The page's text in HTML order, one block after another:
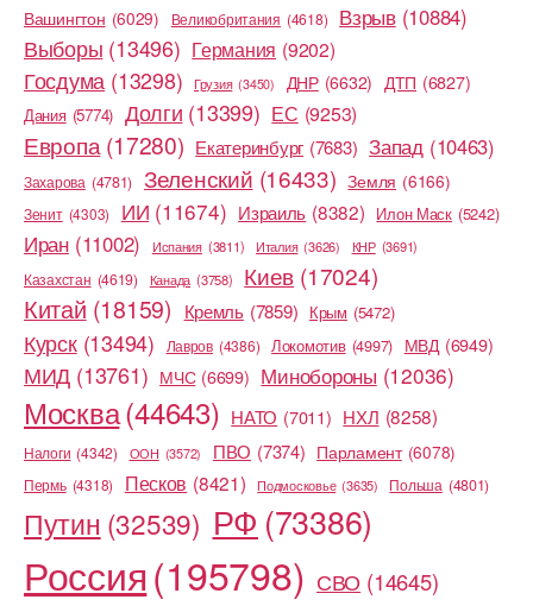
Вашингтон (6029) Великобритания (4618) Взрыв (10884)
Выборы (13496) Германия (9202)
Госдума (13298) Грузия (3450) ДНР (6632) ДТП (6827)
Дания (5774) Долги (13399) ЕС (9253)
Европа (17280) Екатеринбург (7683) Запад (10463)
Захарова (4781) Зеленский (16433) Земля (6166)
Зенит (4303) ИИ (11674) Израиль (8382) Илон Маск (5242)
Иран (11002) Испания (3811) Италия (3626) КНР (3691)
Казахстан (4619) Канада (3758) Киев (17024)
Китай (18159) Кремль (7859) Крым (5472)
Курск (13494) Лавров (4386) Локомотив (4997) МВД (6949)
МИД (13761) МЧС (6699) Минобороны (12036)
Москва(44643) НАТО (7011) НХЛ (8258)
Налоги (4342) ООН (3572) ПВО (7374) Парламент (6078)
Пермь (4318) Песков (8421) Подмосковье (3635) Польша (4801)
Путин (32539) РФ (73386)
Россия(195798) СВО (14645)